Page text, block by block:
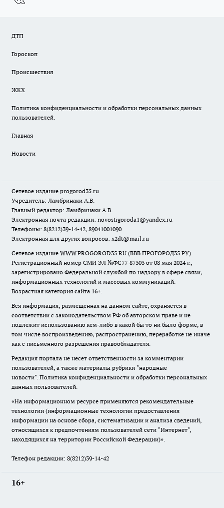
ДТП
Гороскоп
Происшествия
ЖКХ
Политика конфиденциальности и обработки персональных данных
пользователей.
Главная
Новости
Сетевое издание progorod35.ru
Учредитель: Ламбринаки А.В.
Главный редактор: Ламбринаки А.В.
Электронная почта редакции: novostigoroda1@yandex.ru
Телефоны: 8(8212)39-14-42, 89041001090
Электронная для других вопросов: x2dt@mail.ru
Сетевое издание WWW.PROGOROD35.RU (ВВВ.ПРОГОРОД35.РУ).
Регистрационный номер СМИ ЭЛ №ФС77-87303 от 08 мая 2024 г.,
зарегистрировано Федеральной службой по надзору в сфере связи,
информационных технологий и массовых коммуникаций.
Возрастная категория сайта 16+.
Вся информация, размещенная на данном сайте, охраняется в
соответствии с законодательством РФ об авторском праве и не
подлежит использованию кем-либо в какой бы то ни было форме, в
том числе воспроизведению, распространению, переработке не иначе
как с письменного разрешения правообладателя.
Редакция портала не несет ответственности за комментарии
пользователей, а также материалы рубрики "народные
новости". Политика конфиденциальности и обработки персональных
данных пользователей.
«На информационном ресурсе применяются рекомендательные
технологии (информационные технологии предоставления
информации на основе сбора, систематизации и анализа сведений,
относящихся к предпочтениям пользователей сети "Интернет",
находящихся на территории Российской Федерации)».
Телефон редакции: 8(8212)39-14-42
16+